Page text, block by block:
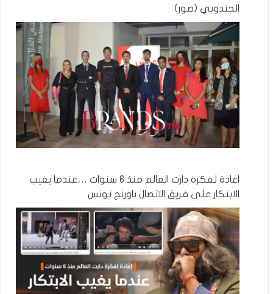
الجندوبي (صور)
اعادة لفكرة دارت العالم منذ 6 سنوات …عندما يغيب
الابتكار على فريق الاتصال باورنج تونس